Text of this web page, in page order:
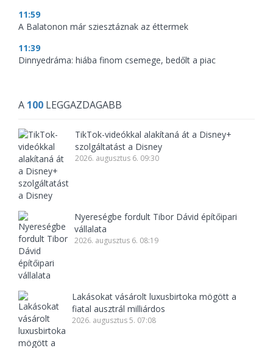
11:59
A Balatonon már sziesztáznak az éttermek
11:39
Dinnyedráma: hiába finom csemege, bedőlt a piac
A 100 LEGGAZDAGABB
TikTok-videókkal alakítaná át a Disney+
szolgáltatást a Disney
2026. augusztus 6. 09:30
Nyereségbe fordult Tibor Dávid építőipari
vállalata
2026. augusztus 6. 08:19
Lakásokat vásárolt luxusbirtoka mögött a
fiatal ausztrál milliárdos
2026. augusztus 5. 07:08